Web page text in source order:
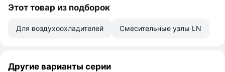
Этот товар из подборок
Для воздухоохладителей Смесительные узлы LN
Другие варианты серии